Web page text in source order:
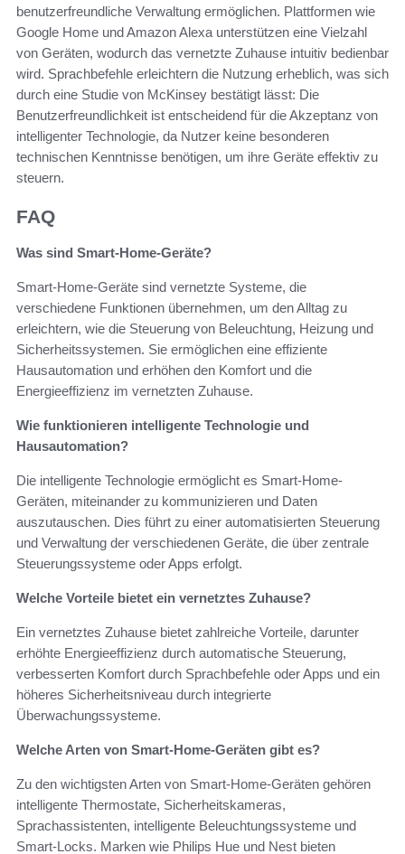
benutzerfreundliche Verwaltung ermöglichen. Plattformen wie
Google Home und Amazon Alexa unterstützen eine Vielzahl
von Geräten, wodurch das vernetzte Zuhause intuitiv bedienbar
wird. Sprachbefehle erleichtern die Nutzung erheblich, was sich
durch eine Studie von McKinsey bestätigt lässt: Die
Benutzerfreundlichkeit ist entscheidend für die Akzeptanz von
intelligenter Technologie, da Nutzer keine besonderen
technischen Kenntnisse benötigen, um ihre Geräte effektiv zu
steuern.
FAQ
Was sind Smart-Home-Geräte?
Smart-Home-Geräte sind vernetzte Systeme, die
verschiedene Funktionen übernehmen, um den Alltag zu
erleichtern, wie die Steuerung von Beleuchtung, Heizung und
Sicherheitssystemen. Sie ermöglichen eine effiziente
Hausautomation und erhöhen den Komfort und die
Energieeffizienz im vernetzten Zuhause.
Wie funktionieren intelligente Technologie und
Hausautomation?
Die intelligente Technologie ermöglicht es Smart-Home-
Geräten, miteinander zu kommunizieren und Daten
auszutauschen. Dies führt zu einer automatisierten Steuerung
und Verwaltung der verschiedenen Geräte, die über zentrale
Steuerungssysteme oder Apps erfolgt.
Welche Vorteile bietet ein vernetztes Zuhause?
Ein vernetztes Zuhause bietet zahlreiche Vorteile, darunter
erhöhte Energieeffizienz durch automatische Steuerung,
verbesserten Komfort durch Sprachbefehle oder Apps und ein
höheres Sicherheitsniveau durch integrierte
Überwachungssysteme.
Welche Arten von Smart-Home-Geräten gibt es?
Zu den wichtigsten Arten von Smart-Home-Geräten gehören
intelligente Thermostate, Sicherheitskameras,
Sprachassistenten, intelligente Beleuchtungssysteme und
Smart-Locks. Marken wie Philips Hue und Nest bieten